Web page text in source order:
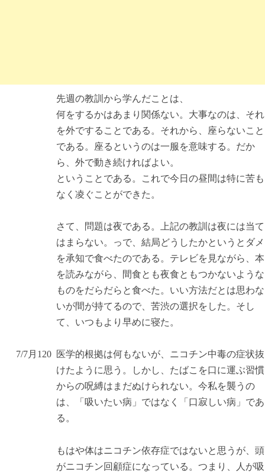
先週の教訓から学んだことは、
何をするかはあまり関係ない。大事なのは、それ
を外ですることである。それから、座らないこと
である。座るというのは一服を意味する。だか
ら、外で動き続ければよい。
ということである。これで今日の昼間は特に苦も
なく凌ぐことができた。
さて、問題は夜である。上記の教訓は夜には当て
はまらない。っで、結局どうしたかというとダメ
を承知で食べたのである。テレビを見ながら、本
を読みながら、間食とも夜食ともつかないような
ものをだらだらと食べた。いい方法だとは思わな
いが間が持てるので、苦渋の選択をした。そし
て、いつもより早めに寝た。
7/7月 120 医学的根拠は何もないが、ニコチン中毒の症状抜
けたように思う。しかし、たばこを口に運ぶ習慣
からの呪縛はまだぬけられない。今私を襲うの
は、「吸いたい病」ではなく「口寂しい病」であ
る。
もはや体はニコチン依存症ではないと思うが、頭
がニコチン回顧症になっている。つまり、人が吸